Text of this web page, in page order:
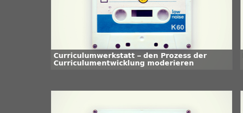
Curriculumwerkstatt – den Prozess der
Curriculumentwicklung moderieren